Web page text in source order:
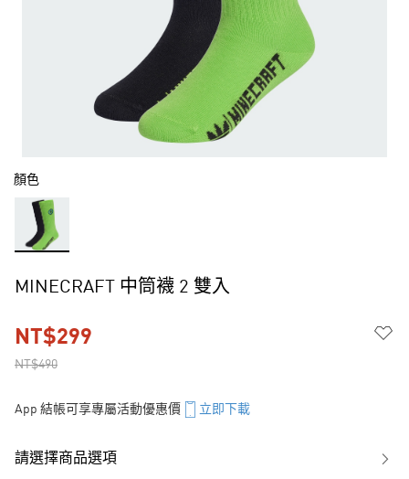
顏色
MINECRAFT 中筒襪 2 雙入
NT$490
NT$299
App 結帳可享專屬活動優惠價 立即下載
請選擇商品選項